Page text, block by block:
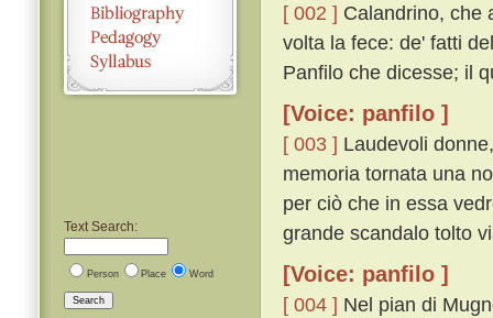
Text Search:
Person Place Word
Search
[ 002 ] Calandrino, che
volta la fece: de' fatti
Panfilo che dicesse; il
[Voice: panfilo ]
[ 003 ] Laudevoli
memoria tornata una
per ciò che in essa
grande scandalo tolto
[Voice: panfilo ]
[ 004 ] Nel pian di